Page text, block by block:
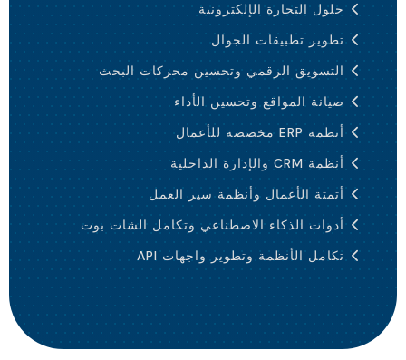
حلول التجارة الإلكترونية
تطوير تطبيقات الجوال
التسويق الرقمي وتحسين محركات البحث
صيانة المواقع وتحسين الأداء
أنظمة ERP مخصصة للأعمال
أنظمة CRM والإدارة الداخلية
أتمتة الأعمال وأنظمة سير العمل
أدوات الذكاء الاصطناعي وتكامل الشات بوت
تكامل الأنظمة وتطوير واجهات API